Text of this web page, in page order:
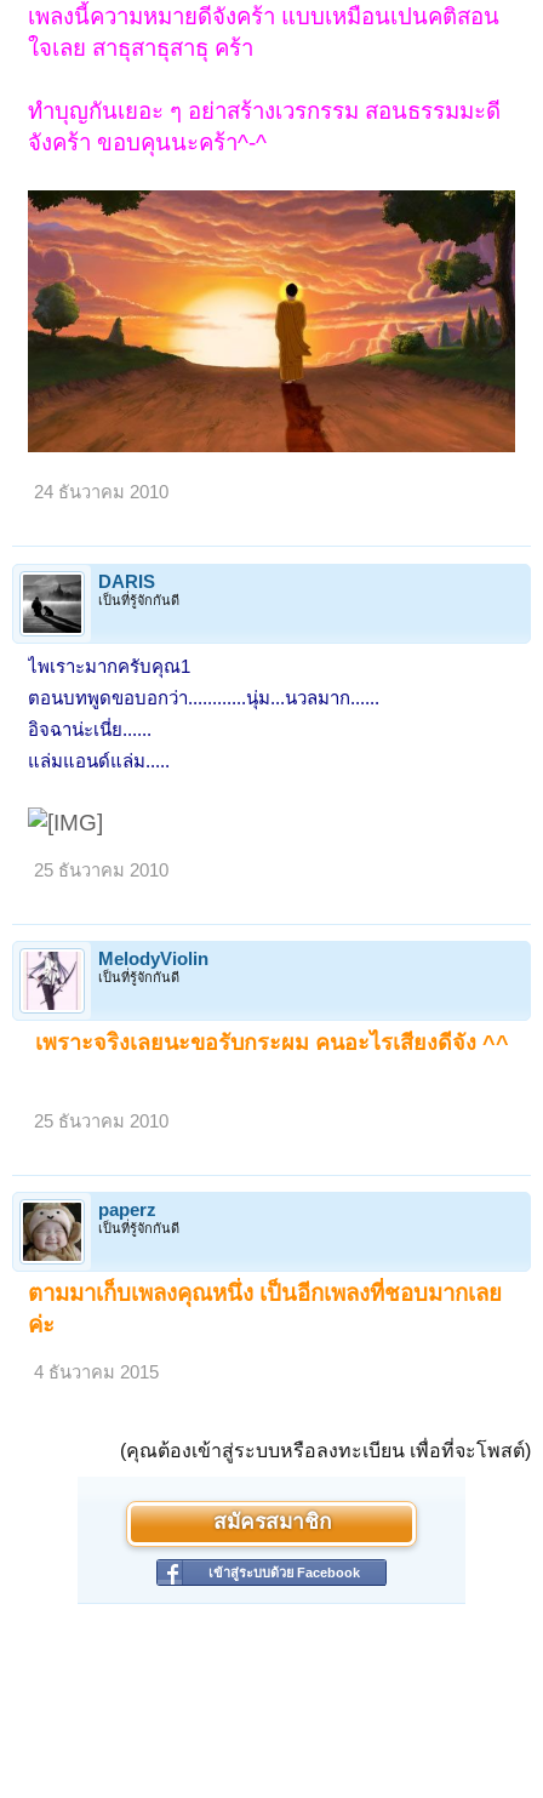
เพลงนี้ความหมายดีจังคร้า แบบเหมือนเปนคติสอน
ใจเลย สาธุสาธุสาธุ คร้า
ทำบุญกันเยอะ ๆ อย่าสร้างเวรกรรม สอนธรรมมะดี
จังคร้า ขอบคุนนะคร้า^-^
24 ธันวาคม 2010
DARIS
เป็นที่รู้จักกันดี
ไพเราะมากครับคุณ1
ตอนบทพูดขอบอกว่า............นุ่ม...นวลมาก......
อิจฉาน่ะเนี่ย......
แล่มแอนด์แล่ม.....
25 ธันวาคม 2010
MelodyViolin
เป็นที่รู้จักกันดี
เพราะจริงเลยนะขอรับกระผม คนอะไรเสียงดีจัง ^^
25 ธันวาคม 2010
paperz
เป็นที่รู้จักกันดี
ตามมาเก็บเพลงคุณหนึ่ง เป็นอีกเพลงที่ชอบมากเลย
ค่ะ
4 ธันวาคม 2015
(คุณต้องเข้าสู่ระบบหรือลงทะเบียน เพื่อที่จะโพสต์)
สมัครสมาชิก
เข้าสู่ระบบด้วย Facebook